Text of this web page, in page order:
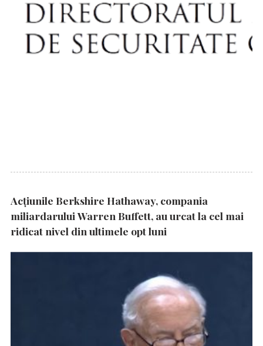
Acțiunile Berkshire Hathaway, compania
miliardarului Warren Buffett, au urcat la cel mai
ridicat nivel din ultimele opt luni